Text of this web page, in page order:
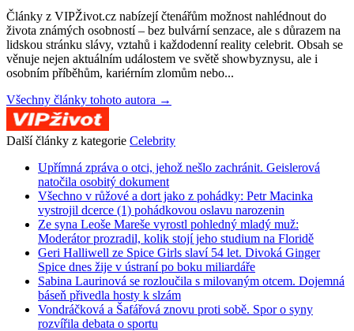
Články z VIPŽivot.cz nabízejí čtenářům možnost nahlédnout do
života známých osobností – bez bulvární senzace, ale s důrazem na
lidskou stránku slávy, vztahů i každodenní reality celebrit. Obsah se
věnuje nejen aktuálním událostem ve světě showbyznysu, ale i
osobním příběhům, kariérním zlomům nebo...
Všechny články tohoto autora →
Další články z kategorie Celebrity
Upřímná zpráva o otci, jehož nešlo zachránit. Geislerová
natočila osobitý dokument
Všechno v růžové a dort jako z pohádky: Petr Macinka
vystrojil dcerce (1) pohádkovou oslavu narozenin
Ze syna Leoše Mareše vyrostl pohledný mladý muž:
Moderátor prozradil, kolik stojí jeho studium na Floridě
Geri Halliwell ze Spice Girls slaví 54 let. Divoká Ginger
Spice dnes žije v ústraní po boku miliardáře
Sabina Laurinová se rozloučila s milovaným otcem. Dojemná
báseň přivedla hosty k slzám
Vondráčková a Šafářová znovu proti sobě. Spor o syny
rozvířila debata o sportu